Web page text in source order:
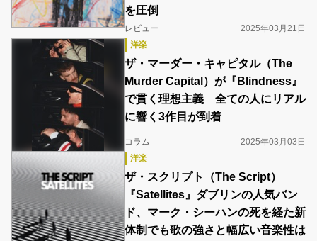
を圧倒
レビュー
2025年03月21日
洋楽
ザ・マーダー・キャピタル（The
Murder Capital）が『Blindness』
で貫く理想主義 全ての人にリアル
に響く3作目が到着
コラム
2025年03月03日
洋楽
ザ・スクリプト（The Script）
『Satellites』ダブリンの人気バン
ド、マーク・シーハンの死を経た新
体制でも歌の強さと幅広い音楽性は